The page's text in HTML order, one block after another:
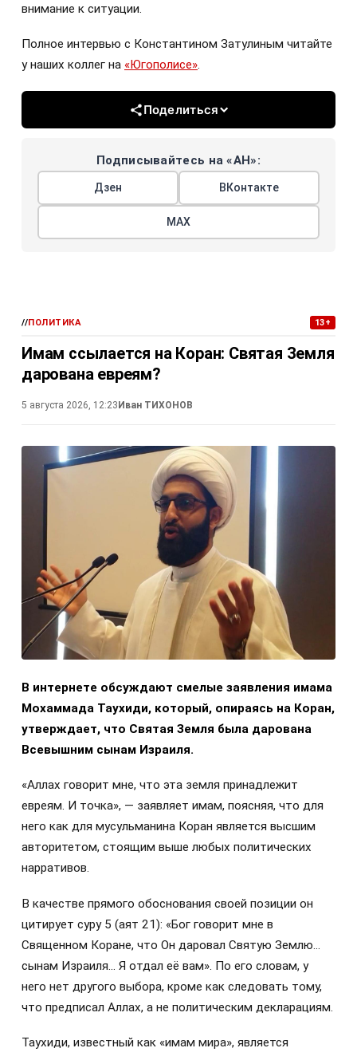
внимание к ситуации.
Полное интервью с Константином Затулиным читайте
у наших коллег на «Югополисе».
Поделиться
Подписывайтесь на «АН»:
Дзен ВКонтакте
МАХ
//ПОЛИТИКА 13+
Имам ссылается на Коран: Святая Земля
дарована евреям?
5 августа 2026, 12:23 Иван ТИХОНОВ
В интернете обсуждают смелые заявления имама
Мохаммада Таухиди, который, опираясь на Коран,
утверждает, что Святая Земля была дарована
Всевышним сынам Израиля.
«Аллах говорит мне, что эта земля принадлежит
евреям. И точка», — заявляет имам, поясняя, что для
него как для мусульманина Коран является высшим
авторитетом, стоящим выше любых политических
нарративов.
В качестве прямого обоснования своей позиции он
цитирует суру 5 (аят 21): «Бог говорит мне в
Священном Коране, что Он даровал Святую Землю…
сынам Израиля… Я отдал её вам». По его словам, у
него нет другого выбора, кроме как следовать тому,
что предписал Аллах, а не политическим декларациям.
Таухиди, известный как «имам мира», является